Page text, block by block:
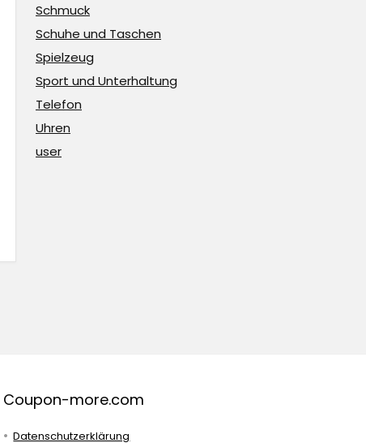
Schmuck
Schuhe und Taschen
Spielzeug
Sport und Unterhaltung
Telefon
Uhren
user
Coupon-more.com
Datenschutzerklärung